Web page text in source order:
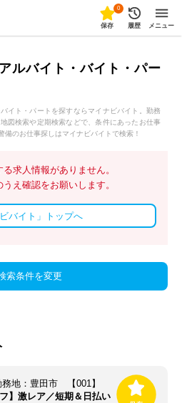
0
保存 履歴 メニュー
ルバイト・バイト・パー
イト・パートを探すならマイナビバイト。勤務
図検索や定期検索などで、条件にあったお仕事
のお仕事探しはマイナビバイトで検索！
求人情報がありません。
え確認をお願いします。
ビバイト」トップへ
索条件を変更
地：豊田市 【001】
】激レア／短期＆日払い